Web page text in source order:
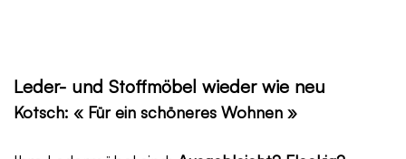
Leder- und Stoffmöbel wieder wie neu
Kotsch: « Für ein schöneres Wohnen »